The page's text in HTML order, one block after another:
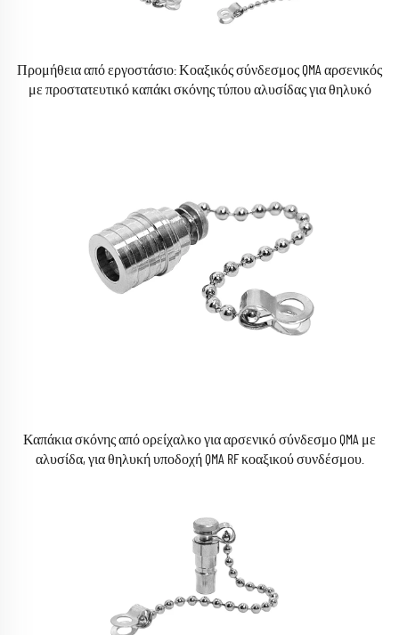
Προμήθεια από εργοστάσιο: Κοαξικός σύνδεσμος QMA αρσενικός
με προστατευτικό καπάκι σκόνης τύπου αλυσίδας για θηλυκό
Καπάκια σκόνης από ορείχαλκο για αρσενικό σύνδεσμο QMA με
αλυσίδα, για θηλυκή υποδοχή QMA RF κοαξικού συνδέσμου.